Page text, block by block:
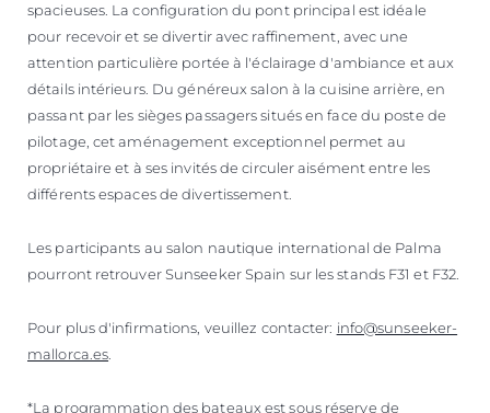
spacieuses. La configuration du pont principal est idéale
pour recevoir et se divertir avec raffinement, avec une
attention particulière portée à l'éclairage d'ambiance et aux
détails intérieurs. Du généreux salon à la cuisine arrière, en
passant par les sièges passagers situés en face du poste de
pilotage, cet aménagement exceptionnel permet au
propriétaire et à ses invités de circuler aisément entre les
différents espaces de divertissement.
Les participants au salon nautique international de Palma
pourront retrouver Sunseeker Spain sur les stands F31 et F32.
Pour plus d'infirmations, veuillez contacter: info@sunseeker-
mallorca.es.
*La programmation des bateaux est sous réserve de